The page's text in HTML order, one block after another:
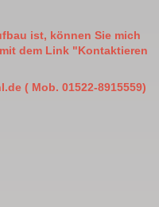
ist, können Sie mich
dem Link "Kontaktieren
( Mob. 01522-8915559)